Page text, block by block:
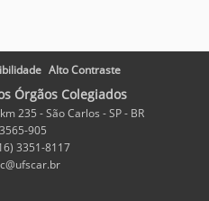
Alto Contraste
Órgãos Colegiados
235 - São Carlos - SP - BR
905
3351-8117